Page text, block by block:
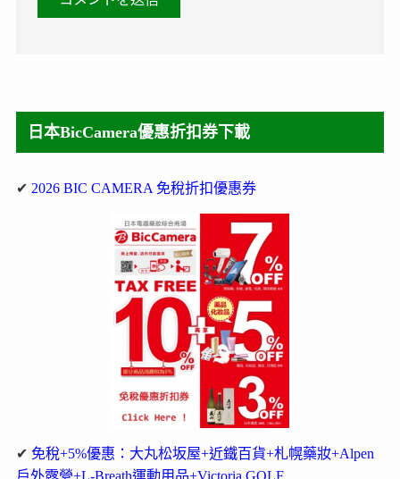
日本BicCamera優惠折扣券下載
✔ 2026 BIC CAMERA 免稅折扣優惠券
✔ 免稅+5%優惠：大丸松坂屋+近鐵百貨+札幌藥妝+Alpen